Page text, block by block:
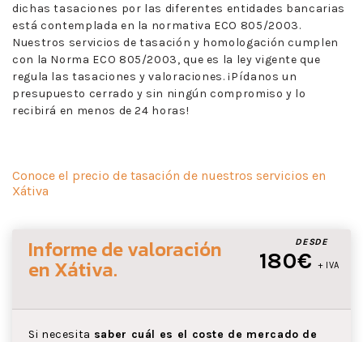
dichas tasaciones por las diferentes entidades bancarias
está contemplada en la normativa ECO 805/2003.
Nuestros servicios de tasación y homologación cumplen
con la Norma ECO 805/2003, que es la ley vigente que
regula las tasaciones y valoraciones. ¡Pídanos un
presupuesto cerrado y sin ningún compromiso y lo
recibirá en menos de 24 horas!
Conoce el precio de tasación de nuestros servicios en
Xátiva
DESDE
180€ + IVA
Informe de valoración
en Xátiva.
Si necesita saber cuál es el coste de mercado de